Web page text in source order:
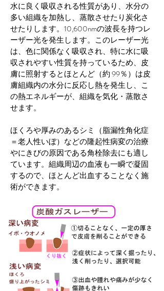
水に良く吸収される性質があり、水分の
多い組織を加熱し、蒸散させたり炭化さ
せたりします。10,600nmの波長を持つレ
ーザー光を発生します。このレーザー光
は、色に関係なく吸収され、特に水に吸
収されやすい性質を持っているため、皮
膚に照射するとほとんど（約 99％）は皮
膚組織内の水分に反応し熱を発生し、こ
の熱エネルギーが、組織を気化・蒸散さ
せます。
ほくろや厚みのあるシミ（脂漏性角化症
＝老人性いぼ）などの隆起性病変の治療
やにきびの原因である角栓除去にも適し
ています。組織周辺の血液も一瞬で凝固
するので、ほとんど出血することなく施
術ができます。